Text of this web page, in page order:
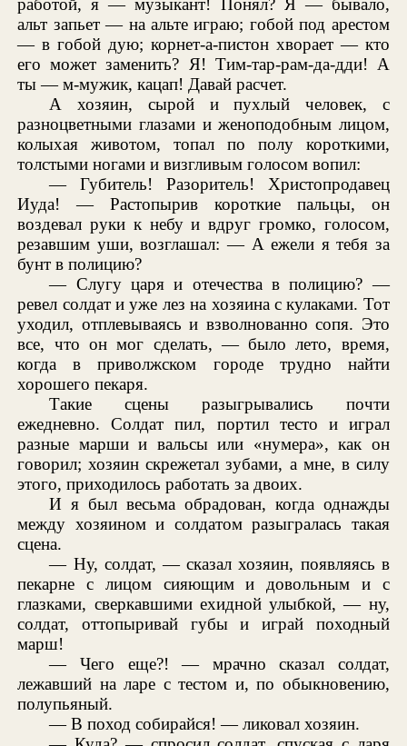
работой, я — музыкант! Понял? Я — бывало,
альт запьет — на альте играю; гобой под арестом
— в гобой дую; корнет-а-пистон хворает — кто
его может заменить? Я! Тим-тар-рам-да-дди! А
ты — м-мужик, кацап! Давай расчет.
А хозяин, сырой и пухлый человек, с
разноцветными глазами и женоподобным лицом,
колыхая животом, топал по полу короткими,
толстыми ногами и визгливым голосом вопил:
— Губитель! Разоритель! Христопродавец
Иуда! — Растопырив короткие пальцы, он
воздевал руки к небу и вдруг громко, голосом,
резавшим уши, возглашал: — А ежели я тебя за
бунт в полицию?
— Слугу царя и отечества в полицию? —
ревел солдат и уже лез на хозяина с кулаками. Тот
уходил, отплевываясь и взволнованно сопя. Это
все, что он мог сделать, — было лето, время,
когда в приволжском городе трудно найти
хорошего пекаря.
Такие сцены разыгрывались почти
ежедневно. Солдат пил, портил тесто и играл
разные марши и вальсы или «нумера», как он
говорил; хозяин скрежетал зубами, а мне, в силу
этого, приходилось работать за двоих.
И я был весьма обрадован, когда однажды
между хозяином и солдатом разыгралась такая
сцена.
— Ну, солдат, — сказал хозяин, появляясь в
пекарне с лицом сияющим и довольным и с
глазками, сверкавшими ехидной улыбкой, — ну,
солдат, оттопыривай губы и играй походный
марш!
— Чего еще?! — мрачно сказал солдат,
лежавший на ларе с тестом и, по обыкновению,
полупьяный.
— В поход собирайся! — ликовал хозяин.